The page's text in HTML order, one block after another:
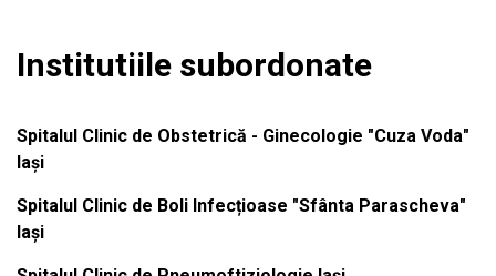
Institutiile subordonate
Spitalul Clinic de Obstetrică - Ginecologie "Cuza Voda"
Iași
Spitalul Clinic de Boli Infecțioase "Sfânta Parascheva"
Iași